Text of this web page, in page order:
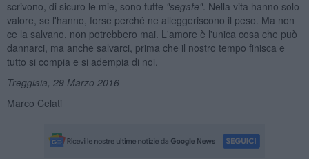
scrivono, di sicuro le mie, sono tutte "segate". Nella vita hanno solo
valore, se l'hanno, forse perché ne alleggeriscono il peso. Ma non
ce la salvano, non potrebbero mai. L'amore è l'unica cosa che può
dannarci, ma anche salvarci, prima che il nostro tempo finisca e
tutto si compia e si adempia di noi.
Treggiaia, 29 Marzo 2016
Marco Celati